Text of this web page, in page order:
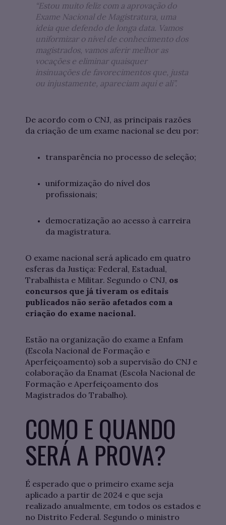
“Estou muito feliz com a aprovação do
Exame Nacional de Magistratura, uma
ideia que defendo de longa data. Vamos
uniformizar o nível de conhecimento dos
magistrados, vamos aferir melhor as
vocações e eliminar quaisquer
insinuações de favorecimentos que, justa
ou injustamente, apareciam aqui e ali”.
De acordo com o CNJ, as principais razões
da criação de um exame nacional se deu por:
transparência no processo de seleção;
uniformização do nível dos
profissionais;
democratização ao acesso à carreira
da magistratura.
O exame nacional será aplicado em quatro
esferas da Justiça: Federal, Estadual,
Trabalhista e Militar. Segundo o CNJ, os
concursos que já tiveram os editais
publicados não serão afetados com a
criação do exame nacional.
Estão na organização do exame a Enfam
(Escola Nacional de Formação e
Aperfeiçoamento) sob a supervisão do CNJ e
colaboração da Enamat (Escola Nacional de
Formação e Aperfeiçoamento dos
Magistrados do Trabalho).
COMO E QUANDO
SERÁ A PROVA?
É esperado que o primeiro exame seja
aplicado a partir de 2024 e que seja
realizado anualmente, em todos os estados e
no Distrito Federal. Segundo o ministro